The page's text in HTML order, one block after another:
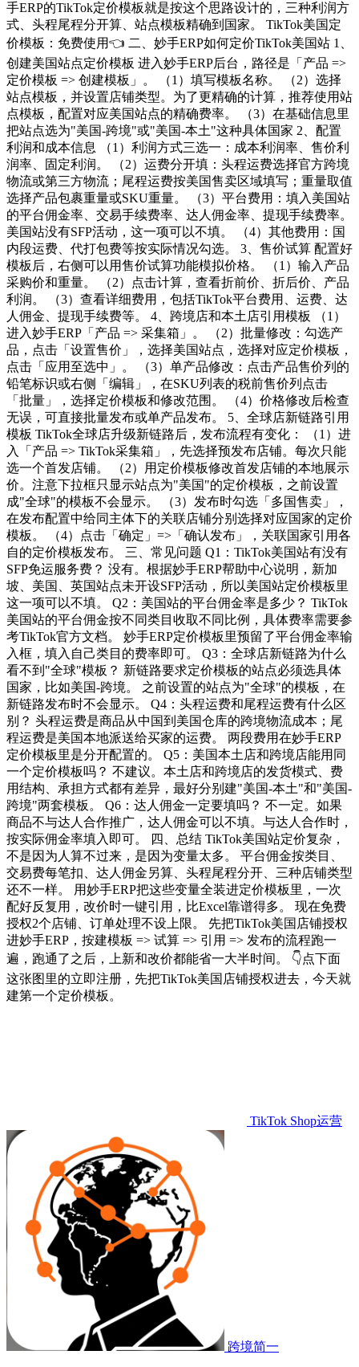
手ERP的TikTok定价模板就是按这个思路设计的，三种利润方
式、头程尾程分开算、站点模板精确到国家。 TikTok美国定
价模板：免费使用👈 二、妙手ERP如何定价TikTok美国站 1、
创建美国站点定价模板 进入妙手ERP后台，路径是「产品 =>
定价模板 => 创建模板」。 （1）填写模板名称。 （2）选择
站点模板，并设置店铺类型。为了更精确的计算，推荐使用站
点模板，配置对应美国站点的精确费率。 （3）在基础信息里
把站点选为"美国-跨境"或"美国-本土"这种具体国家 2、配置
利润和成本信息 （1）利润方式三选一：成本利润率、售价利
润率、固定利润。 （2）运费分开填：头程运费选择官方跨境
物流或第三方物流；尾程运费按美国售卖区域填写；重量取值
选择产品包裹重量或SKU重量。 （3）平台费用：填入美国站
的平台佣金率、交易手续费率、达人佣金率、提现手续费率。
美国站没有SFP活动，这一项可以不填。 （4）其他费用：国
内段运费、代打包费等按实际情况勾选。 3、售价试算 配置好
模板后，右侧可以用售价试算功能模拟价格。 （1）输入产品
采购价和重量。 （2）点击计算，查看折前价、折后价、产品
利润。 （3）查看详细费用，包括TikTok平台费用、运费、达
人佣金、提现手续费等。 4、跨境店和本土店引用模板 （1）
进入妙手ERP「产品 => 采集箱」。 （2）批量修改：勾选产
品，点击「设置售价」，选择美国站点，选择对应定价模板，
点击「应用至选中」。 （3）单产品修改：点击产品售价列的
铅笔标识或右侧「编辑」，在SKU列表的税前售价列点击
「批量」，选择定价模板和修改范围。 （4）价格修改后检查
无误，可直接批量发布或单产品发布。 5、全球店新链路引用
模板 TikTok全球店升级新链路后，发布流程有变化： （1）进
入「产品 => TikTok采集箱」，先选择预发布店铺。每次只能
选一个首发店铺。 （2）用定价模板修改首发店铺的本地展示
价。注意下拉框只显示站点为"美国"的定价模板，之前设置
成"全球"的模板不会显示。 （3）发布时勾选「多国售卖」，
在发布配置中给同主体下的关联店铺分别选择对应国家的定价
模板。 （4）点击「确定」=>「确认发布」，关联国家引用各
自的定价模板发布。 三、常见问题 Q1：TikTok美国站有没有
SFP免运服务费？ 没有。根据妙手ERP帮助中心说明，新加
坡、美国、英国站点未开设SFP活动，所以美国站定价模板里
这一项可以不填。 Q2：美国站的平台佣金率是多少？ TikTok
美国站的平台佣金按不同类目收取不同比例，具体费率需要参
考TikTok官方文档。 妙手ERP定价模板里预留了平台佣金率输
入框，填入自己类目的费率即可。 Q3：全球店新链路为什么
看不到"全球"模板？ 新链路要求定价模板的站点必须选具体
国家，比如美国-跨境。 之前设置的站点为"全球"的模板，在
新链路发布时不会显示。 Q4：头程运费和尾程运费有什么区
别？ 头程运费是商品从中国到美国仓库的跨境物流成本；尾
程运费是美国本地派送给买家的运费。 两段费用在妙手ERP
定价模板里是分开配置的。 Q5：美国本土店和跨境店能用同
一个定价模板吗？ 不建议。本土店和跨境店的发货模式、费
用结构、承担方式都有差异，最好分别建"美国-本土"和"美国-
跨境"两套模板。 Q6：达人佣金一定要填吗？ 不一定。如果
商品不与达人合作推广，达人佣金可以不填。与达人合作时，
按实际佣金率填入即可。 四、总结 TikTok美国站定价复杂，
不是因为人算不过来，是因为变量太多。 平台佣金按类目、
交易费每笔扣、达人佣金另算、头程尾程分开、三种店铺类型
还不一样。 用妙手ERP把这些变量全装进定价模板里，一次
配好反复用，改价时一键引用，比Excel靠谱得多。 现在免费
授权2个店铺、订单处理不设上限。 先把TikTok美国店铺授权
进妙手ERP，按建模板 => 试算 => 引用 => 发布的流程跑一
遍，跑通了之后，上新和改价都能省一大半时间。 👇点下面
这张图里的立即注册，先把TikTok美国店铺授权进去，今天就
建第一个定价模板。
TikTok Shop运营
跨境简一